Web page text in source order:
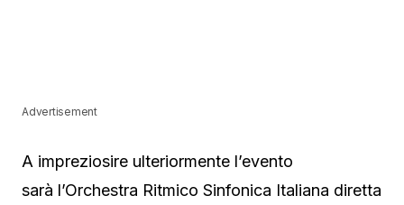
Advertisement
A impreziosire ulteriormente l’evento
sarà l’Orchestra Ritmico Sinfonica Italiana diretta